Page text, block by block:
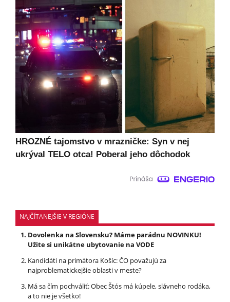
HROZNÉ tajomstvo v mrazničke: Syn v nej
ukrýval TELO otca! Poberal jeho dôchodok
NAJČÍTANEJŠIE V REGIÓNE
Dovolenka na Slovensku? Máme parádnu NOVINKU!
Užite si unikátne ubytovanie na VODE
Kandidáti na primátora Košíc: ČO považujú za
najproblematickejšie oblasti v meste?
Má sa čím pochváliť: Obec Štós má kúpele, slávneho rodáka,
a to nie je všetko!